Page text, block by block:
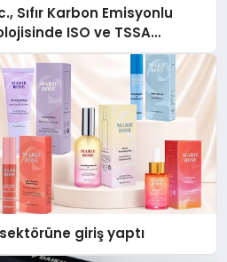
Sıfır Karbon Emisyonlu
ISO ve TSSA
Aldı
giriş yaptı